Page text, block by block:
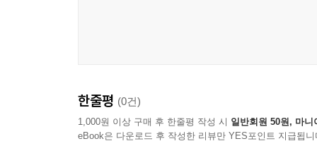
내가 인생을 그렇게 고달프게 만드는 걸 정말로
각으로 회복을 외부에 위탁하려는 시도를 그만둬
책에 인용된 의학 저널 《랜싯》의 연구 결과
여자아이들의 자해 비율이 세 배 증가했다. 2022
한줄평 (0건)
1,000원 이상 구매 후 한줄평 작성 시 일반회원 50원, 마니
eBook은 다운로드 후 작성한 리뷰만 YES포인트 지급됩니